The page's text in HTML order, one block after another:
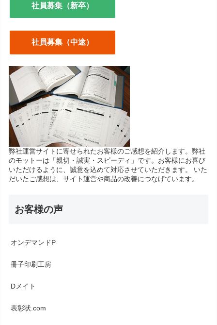
社員募集（新卒）
社員募集（中途）
弊社運営サイトに寄せられたお客様のご感想を紹介します。弊社
のモットーは「親切・誠実・スピーディ」です。お客様にお喜び
いただけるように、誠意を込めて対応させていただきます。 いた
だいたご感想は、サイト運営や商品の改善につなげています。
お客様の声
オンデマンドP
冊子印刷工房
Dメイト
表彰状.com